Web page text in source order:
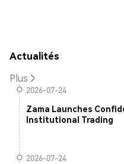
Actualités
Plus
2026-07-24
Zama Launches
Institutional Trading
2026-07-24